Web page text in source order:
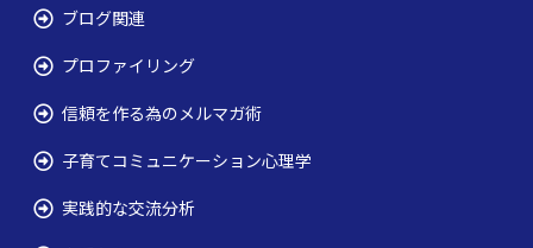
ブログ関連
プロファイリング
信頼を作る為のメルマガ術
子育てコミュニケーション心理学
実践的な交流分析